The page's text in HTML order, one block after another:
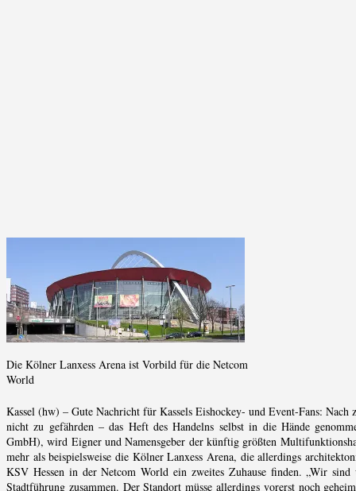
Die Kölner Lanxess Arena ist Vorbild für die Netcom
World
Kassel (hw) – Gute Nachricht für Kassels Eishockey- und Event-Fans:
nicht zu gefährden – das Heft des Handelns selbst in die Hände
GmbH), wird Eigner und Namensgeber der künftig größten
mehr als beispielsweise die Kölner Lanxess Arena, die allerdings
KSV Hessen in der Netcom World ein zweites Zuhause finden. „Wir
Stadtführung zusammen. Der Standort müsse allerdings vorerst noch